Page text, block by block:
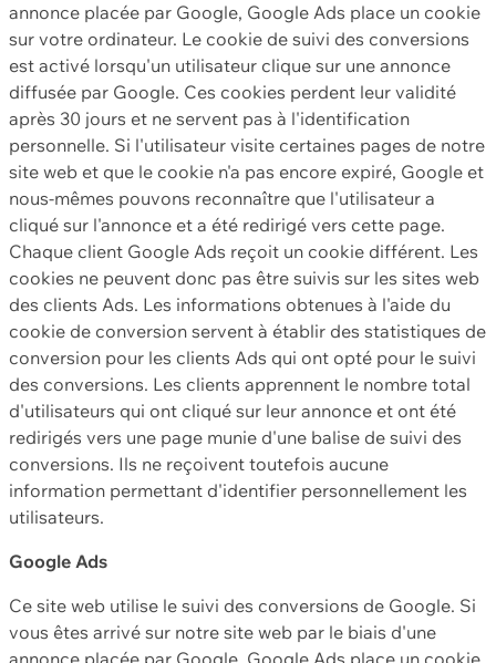
annonce placée par Google, Google Ads place un cookie
sur votre ordinateur. Le cookie de suivi des conversions
est activé lorsqu'un utilisateur clique sur une annonce
diffusée par Google. Ces cookies perdent leur validité
après 30 jours et ne servent pas à l'identification
personnelle. Si l'utilisateur visite certaines pages de notre
site web et que le cookie n'a pas encore expiré, Google et
nous-mêmes pouvons reconnaître que l'utilisateur a
cliqué sur l'annonce et a été redirigé vers cette page.
Chaque client Google Ads reçoit un cookie différent. Les
cookies ne peuvent donc pas être suivis sur les sites web
des clients Ads. Les informations obtenues à l'aide du
cookie de conversion servent à établir des statistiques de
conversion pour les clients Ads qui ont opté pour le suivi
des conversions. Les clients apprennent le nombre total
d'utilisateurs qui ont cliqué sur leur annonce et ont été
redirigés vers une page munie d'une balise de suivi des
conversions. Ils ne reçoivent toutefois aucune
information permettant d'identifier personnellement les
utilisateurs.
Google Ads
Ce site web utilise le suivi des conversions de Google. Si
vous êtes arrivé sur notre site web par le biais d'une